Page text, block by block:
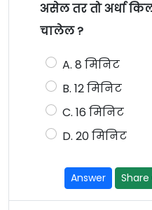
असेल तर तो अर्धा
चालेल ?
A. 8 मिनिट
B. 12 मिनिट
C. 16 मिनिट
D. 20 मिनिट
Answer